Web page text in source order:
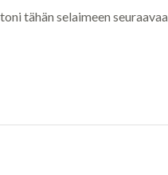
tähän selaimeen seuraavaa